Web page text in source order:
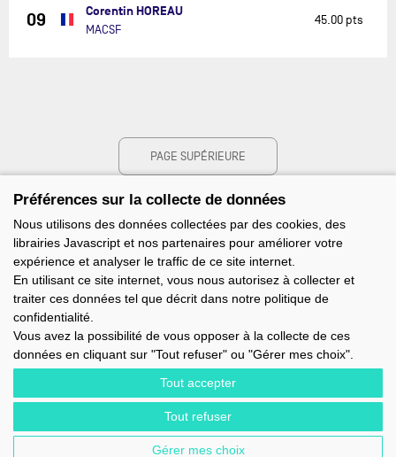
09 Corentin HOREAU
MACSF
45.00 pts
PAGE SUPÉRIEURE
IMOCA - 1 TERRE-PLEIN DU SOUS-MARIN PAPIN - 56100 LORIENT -
FRANCE - EMAIL : CONTACT@IMOCA.ORG
Préférences sur la collecte de données
Nous utilisons des données collectées par des cookies, des
librairies Javascript et nos partenaires pour améliorer votre
expérience et analyser le traffic de ce site internet.
En utilisant ce site internet, vous nous autorisez à collecter et
traiter ces données tel que décrit dans notre politique de
confidentialité.
Vous avez la possibilité de vous opposer à la collecte de ces
données en cliquant sur "Tout refuser" ou "Gérer mes choix".
Tout accepter
Tout refuser
Gérer mes choix